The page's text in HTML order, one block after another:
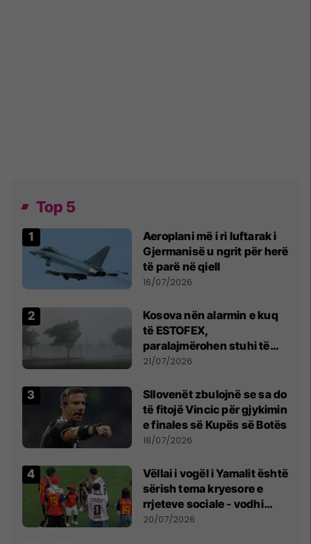
Top 5
Aeroplani më i ri luftarak i
Gjermanisë u ngrit për herë
të parë në qiell
16/07/2026
Kosova nën alarmin e kuq
të ESTOFEX,
paralajmërohen stuhi të
fuqishme me breshër dhe
21/07/2026
Sllovenët zbulojnë se sa do
të fitojë Vincic për gjykimin
e finales së Kupës së Botës
18/07/2026
Vëllai i vogël i Yamalit është
sërish tema kryesore e
rrjeteve sociale - vodhi
vëmendjen pas finales së
20/07/2026